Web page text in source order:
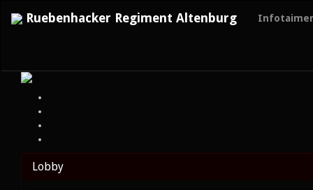
Ruebenhacker Regiment Altenburg
Lobby